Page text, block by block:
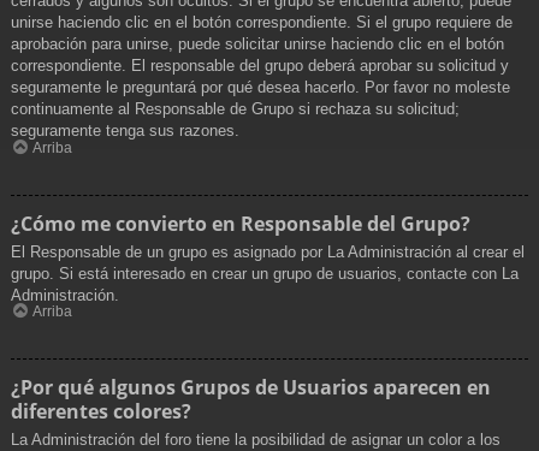
unirse haciendo clic en el botón correspondiente. Si el grupo requiere de
aprobación para unirse, puede solicitar unirse haciendo clic en el botón
correspondiente. El responsable del grupo deberá aprobar su solicitud y
seguramente le preguntará por qué desea hacerlo. Por favor no moleste
continuamente al Responsable de Grupo si rechaza su solicitud;
seguramente tenga sus razones.
Arriba
¿Cómo me convierto en Responsable del Grupo?
El Responsable de un grupo es asignado por La Administración al crear el
grupo. Si está interesado en crear un grupo de usuarios, contacte con La
Administración.
Arriba
¿Por qué algunos Grupos de Usuarios aparecen en
diferentes colores?
La Administración del foro tiene la posibilidad de asignar un color a los